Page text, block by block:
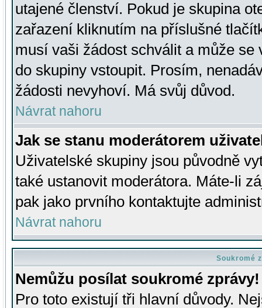
utajené členství. Pokud je skupina
zařazení kliknutím na příslušné
musí vaši žádost schválit a může se
do skupiny vstoupit. Prosím,
žádosti nevyhoví. Má svůj důvod.
Návrat nahoru
Jak se stanu moderátorem
Uživatelské skupiny jsou původně
také ustanovit moderátora. Máte-li
pak jako prvního kontaktujte
Návrat nahoru
Soukromé
Nemůžu posílat soukromé zprávy!
Pro toto existují tři hlavní důvody.